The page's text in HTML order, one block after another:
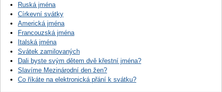
Ruská jména
Církevní svátky
Americká jména
Francouzská jména
Italská jména
Svátek zamilovaných
Dali byste svým dětem dvě křestní jména?
Slavíme Mezinárodní den žen?
Co říkáte na elektronická přání k svátku?